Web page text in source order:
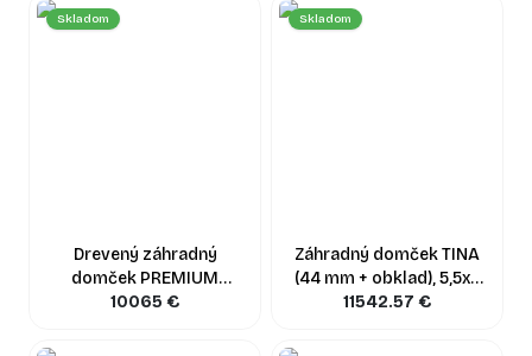
Skladom
Drevený záhradný
domček PREMIUM
(34mm + obklad), 6x4 m,
10065 €
Skladom
Záhradný domček TINA
(44 mm + obklad), 5,5x5
m, 27,5 m²
11542.57 €